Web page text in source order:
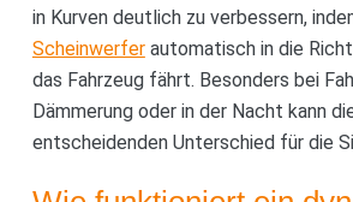
in Kurven deutlich zu verbessern,
Scheinwerferautomatisch in die
das Fahrzeug fährt. Besonders bei
Dämmerung oder in der Nacht kann
entscheidenden Unterschied für die